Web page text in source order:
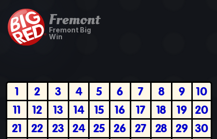
Fremont
Fremont Big
Win
1 2 3 4 5 6 7 8 9
10
11
12 13 14 15 16 17 18 19 20
21
22 23 24 25 26 27 28 29 30